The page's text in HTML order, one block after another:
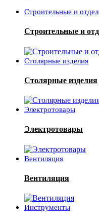
Строительные и
Строительные и
Столярные изделия
Столярные изделия
Электротовары
Электротовары
Вентиляция
Вентиляция
Инструменты